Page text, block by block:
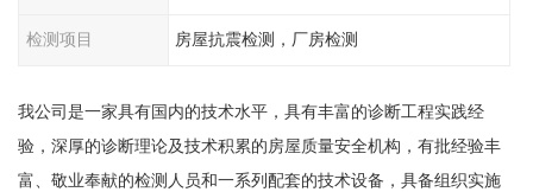
检测项目 房屋抗震检测，厂房检测
我公司是一家具有国内的技术水平，具有丰富的诊断工程实践经
验，深厚的诊断理论及技术积累的房屋质量安全机构，有批经验丰
富、敬业奉献的检测人员和一系列配套的技术设备，具备组织实施